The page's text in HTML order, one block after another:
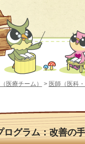
医療チーム） > 医師（医科
ログラム：改善の